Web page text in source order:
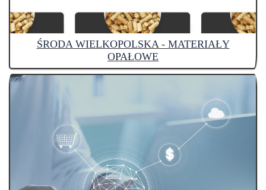
ŚRODA WIELKOPOLSKA - MATERIAŁY
OPAŁOWE